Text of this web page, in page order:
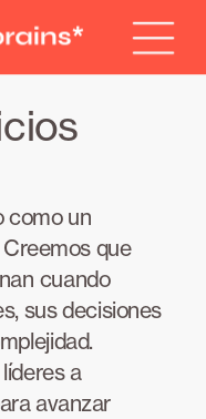
como un
que
cuando
sus decisiones
a
avanzar